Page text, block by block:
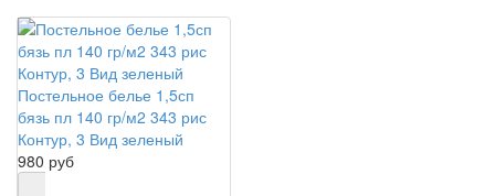
Постельное белье 1,5сп
бязь пл 140 гр/м2 343 рис
Контур, 3 Вид зеленый
980 руб